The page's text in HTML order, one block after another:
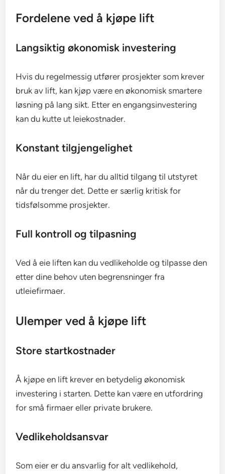
Fordelene ved å kjøpe lift
Langsiktig økonomisk investering
Hvis du regelmessig utfører prosjekter som krever
bruk av lift, kan kjøp være en økonomisk smartere
løsning på lang sikt. Etter en engangsinvestering
kan du kutte ut leiekostnader.
Konstant tilgjengelighet
Når du eier en lift, har du alltid tilgang til utstyret
når du trenger det. Dette er særlig kritisk for
tidsfølsomme prosjekter.
Full kontroll og tilpasning
Ved å eie liften kan du vedlikeholde og tilpasse den
etter dine behov uten begrensninger fra
utleiefirmaer.
Ulemper ved å kjøpe lift
Store startkostnader
Å kjøpe en lift krever en betydelig økonomisk
investering i starten. Dette kan være en utfordring
for små firmaer eller private brukere.
Vedlikeholdsansvar
Som eier er du ansvarlig for alt vedlikehold,